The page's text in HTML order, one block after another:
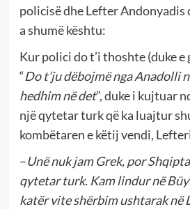
policisë dhe Lefter Andonyadis
a shumë kështu:
Kur polici do t’i thoshte (duke
“Do t’ju dëbojmë nga Anadolli
hedhim në det”, duke i kujtuar
një qytetar turk që ka luajtur
kombëtaren e këtij vendi,
–Unë nuk jam Grek, por
qytetar turk. Kam lindur në
katër vite shërbim ushtarak në